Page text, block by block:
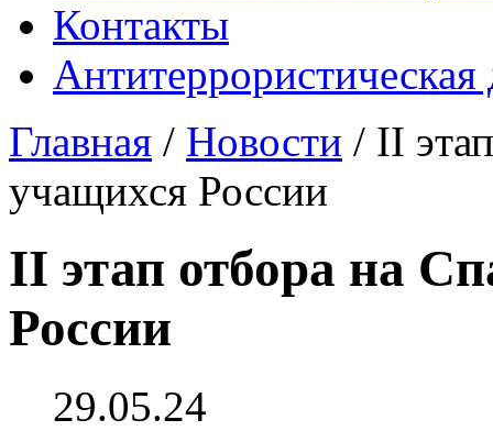
Контакты
Антитеррористическая
Главная / Новости / II
учащихся России
II этап отбора на
России
29.05.24